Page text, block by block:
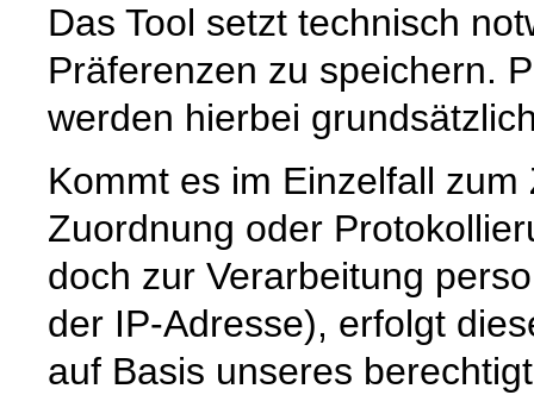
Das Tool setzt technisch
Präferenzen zu speichern.
werden hierbei
Kommt es im Einzelfall
Zuordnung oder
doch zur Verarbeitung
der IP-Adresse), erfolgt
auf Basis unseres